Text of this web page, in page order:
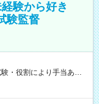
験から好き
験監督
い）オプションあ
ほどで給与の一部を受け